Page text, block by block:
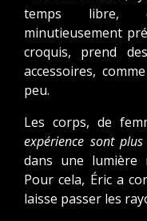
temps libre,
minutieusement
croquis, prend
accessoires,
peu.
Les corps, de
expérience sont plus
dans une lumière
Pour cela, Éric a
laisse passer les